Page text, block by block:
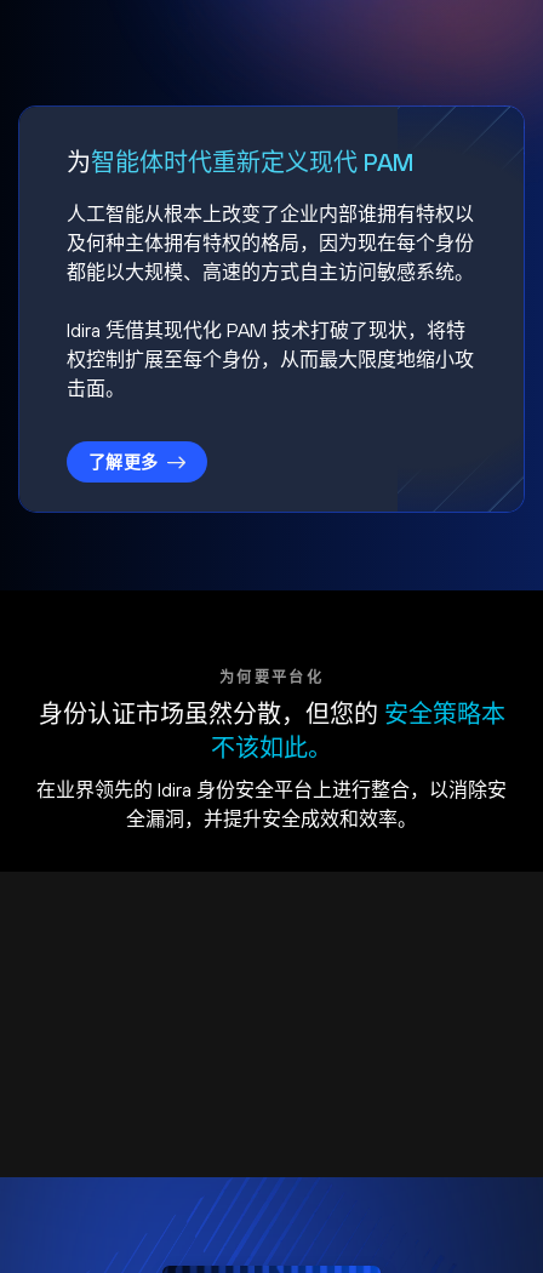
为智能体时代重新定义现代 PAM
人工智能从根本上改变了企业内部谁拥有特权以
及何种主体拥有特权的格局，因为现在每个身份
都能以大规模、高速的方式自主访问敏感系统。
Idira 凭借其现代化 PAM 技术打破了现状，将特
权控制扩展至每个身份，从而最大限度地缩小攻
击面。
了解更多
为何要平台化
身份认证市场虽然分散，但您的 安全策略本
不该如此。
在业界领先的 Idira 身份安全平台上进行整合，以消除安
全漏洞，并提升安全成效和效率。